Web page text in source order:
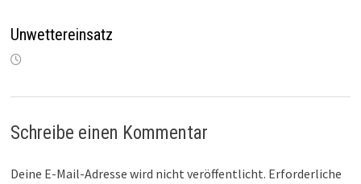
Unwettereinsatz
Schreibe einen Kommentar
Deine E-Mail-Adresse wird nicht veröffentlicht. Erforderliche